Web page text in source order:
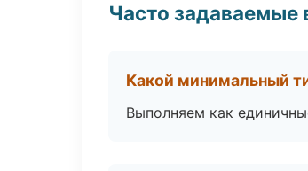
Часто задаваемые
Какой минимальный
Выполняем как